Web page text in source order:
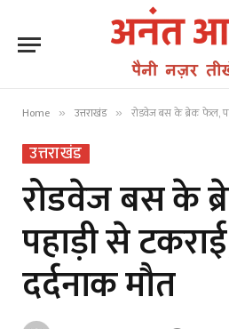
Home » उत्तराखंड » रोडवेज बस के ब्रेक फेल,
उत्तराखंड
रोडवेज बस के
पहाड़ी से
दर्दनाक मौत